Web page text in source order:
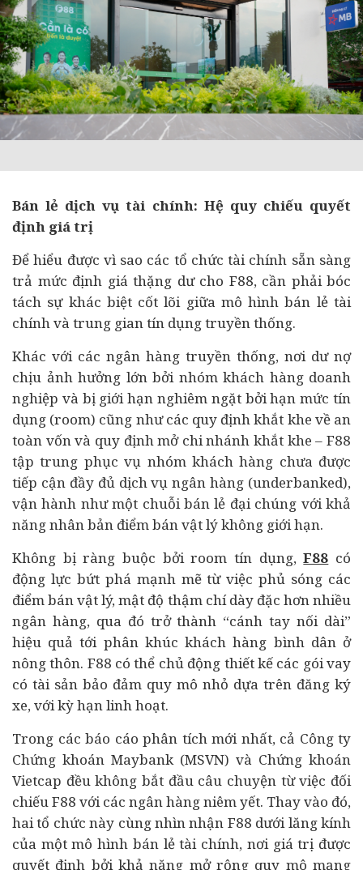
Bán lẻ dịch vụ tài chính: Hệ quy chiếu quyết
định giá trị
Để hiểu được vì sao các tổ chức tài chính sẵn sàng
trả mức định giá thặng dư cho F88, cần phải bóc
tách sự khác biệt cốt lõi giữa mô hình bán lẻ tài
chính và trung gian tín dụng truyền thống.
Khác với các ngân hàng truyền thống, nơi dư nợ
chịu ảnh hưởng lớn bởi nhóm khách hàng doanh
nghiệp và bị giới hạn nghiêm ngặt bởi hạn mức tín
dụng (room) cũng như các quy định khắt khe về an
toàn vốn và quy định mở chi nhánh khắt khe – F88
tập trung phục vụ nhóm khách hàng chưa được
tiếp cận đầy đủ dịch vụ ngân hàng (underbanked),
vận hành như một chuỗi bán lẻ đại chúng với khả
năng nhân bản điểm bán vật lý không giới hạn.
Không bị ràng buộc bởi room tín dụng,F88 có
động lực bứt phá mạnh mẽ từ việc phủ sóng các
điểm bán vật lý, mật độ thậm chí dày đặc hơn nhiều
ngân hàng, qua đó trở thành “cánh tay nối dài”
hiệu quả tới phân khúc khách hàng bình dân ở
nông thôn. F88 có thể chủ động thiết kế các gói vay
có tài sản bảo đảm quy mô nhỏ dựa trên đăng ký
xe, với kỳ hạn linh hoạt.
Trong các báo cáo phân tích mới nhất, cả Công ty
Chứng khoán Maybank (MSVN) và Chứng khoán
Vietcap đều không bắt đầu câu chuyện từ việc đối
chiếu F88 với các ngân hàng niêm yết. Thay vào đó,
hai tổ chức này cùng nhìn nhận F88 dưới lăng kính
của một mô hình bán lẻ tài chính, nơi giá trị được
quyết định bởi khả năng mở rộng quy mô mạng